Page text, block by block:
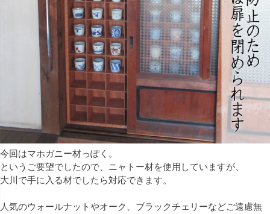
今回はマホガニー材っぽく。
というご要望でしたので、ニャトー材を使用していますが、
大川で手に入る材でしたら対応できます。
人気のウォールナットやオーク、ブラックチェリーなどご遠慮無